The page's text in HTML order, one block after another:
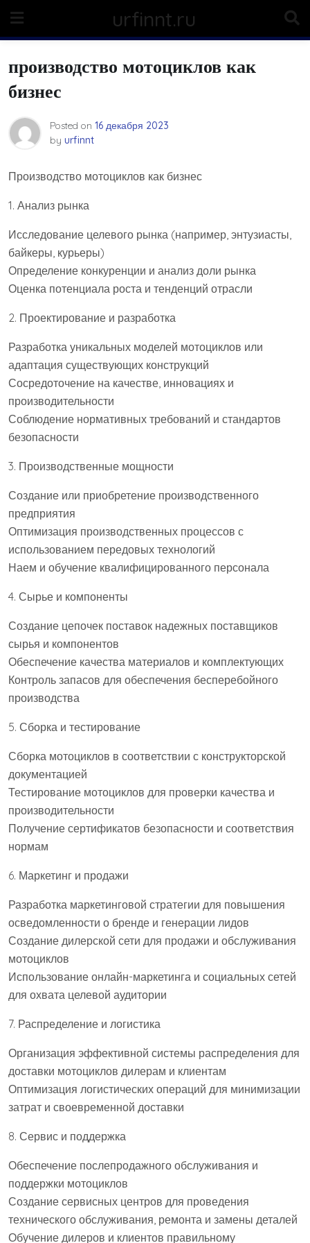
content
urfinnt.ru
производство мотоциклов как
бизнес
Posted on 16 декабря 2023
by urfinnt
Производство мотоциклов как бизнес
1. Анализ рынка
Исследование целевого рынка (например, энтузиасты,
байкеры, курьеры)
Определение конкуренции и анализ доли рынка
Оценка потенциала роста и тенденций отрасли
2. Проектирование и разработка
Разработка уникальных моделей мотоциклов или
адаптация существующих конструкций
Сосредоточение на качестве, инновациях и
производительности
Соблюдение нормативных требований и стандартов
безопасности
3. Производственные мощности
Создание или приобретение производственного
предприятия
Оптимизация производственных процессов с
использованием передовых технологий
Наем и обучение квалифицированного персонала
4. Сырье и компоненты
Создание цепочек поставок надежных поставщиков
сырья и компонентов
Обеспечение качества материалов и комплектующих
Контроль запасов для обеспечения бесперебойного
производства
5. Сборка и тестирование
Сборка мотоциклов в соответствии с конструкторской
документацией
Тестирование мотоциклов для проверки качества и
производительности
Получение сертификатов безопасности и соответствия
нормам
6. Маркетинг и продажи
Разработка маркетинговой стратегии для повышения
осведомленности о бренде и генерации лидов
Создание дилерской сети для продажи и обслуживания
мотоциклов
Использование онлайн-маркетинга и социальных сетей
для охвата целевой аудитории
7. Распределение и логистика
Организация эффективной системы распределения для
доставки мотоциклов дилерам и клиентам
Оптимизация логистических операций для минимизации
затрат и своевременной доставки
8. Сервис и поддержка
Обеспечение послепродажного обслуживания и
поддержки мотоциклов
Создание сервисных центров для проведения
технического обслуживания, ремонта и замены деталей
Обучение дилеров и клиентов правильному